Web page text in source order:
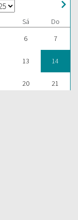
Sá
Do
6 7
13 14
20 21